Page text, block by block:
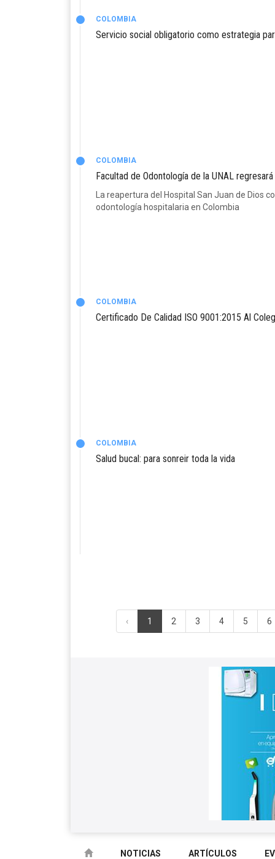
COLOMBIA
Servicio social obligatorio como estrategia
COLOMBIA
Facultad de Odontología de la UNAL
La reapertura del Hospital San Juan de Dios
odontología hospitalaria en Colombia
COLOMBIA
Certificado De Calidad ISO 9001:2015 Al
COLOMBIA
Salud bucal: para sonreir toda la vida
‹ 1 2 3 4 5 6
NOTICIAS ARTÍCULOS